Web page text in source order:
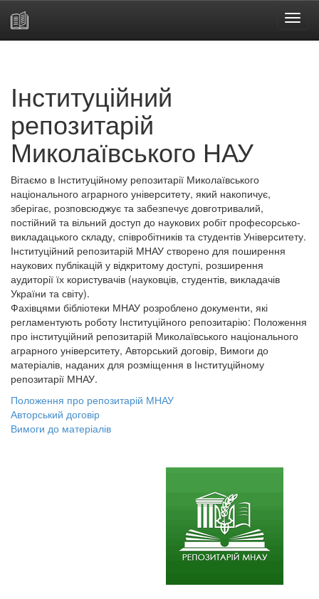
Інституційний
репозитарій
Миколаївського НАУ
Вітаємо в Інституційному репозитарії Миколаївського
національного аграрного університету, який накопичує,
зберігає, розповсюджує та забезпечує довготривалий,
постійний та вільний доступ до наукових робіт професорсько-
викладацького складу, співробітників та студентів Університету.
Інституційний репозитарій МНАУ створено для поширення
наукових публікацій у відкритому доступі, розширення
аудиторії їх користувачів (науковців, студентів, викладачів
України та світу).
Фахівцями бібліотеки МНАУ розроблено документи, які
регламентують роботу Інституційного репозитарію: Положення
про інституційний репозитарій Миколаївського національного
аграрного університету, Авторський договір, Вимоги до
матеріалів, наданих для розміщення в Інституційному
репозитарії МНАУ.
Положення про репозитарій МНАУ
Авторський договір
Вимоги до матеріалів